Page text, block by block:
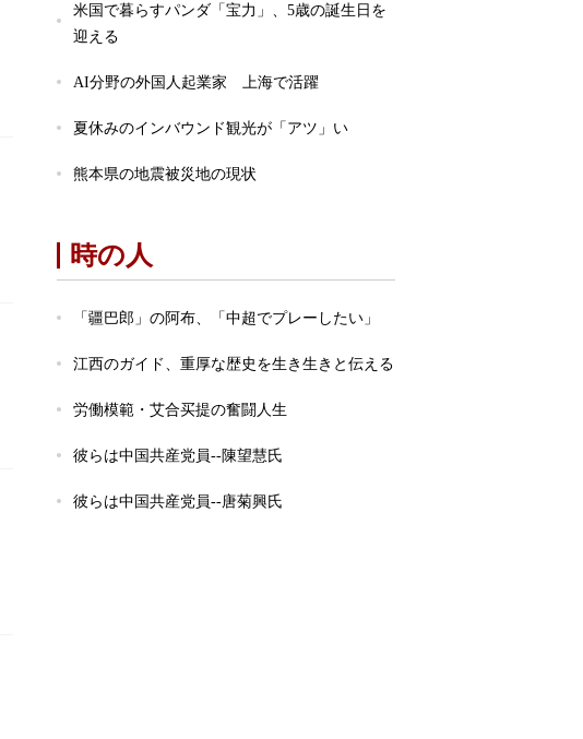
米国で暮らすパンダ「宝力」、5歳の誕生日を
迎える
AI分野の外国人起業家 上海で活躍
夏休みのインバウンド観光が「アツ」い
熊本県の地震被災地の現状
時の人
「疆巴郎」の阿布、「中超でプレーしたい」
江西のガイド、重厚な歴史を生き生きと伝える
労働模範・艾合买提の奮闘人生
彼らは中国共産党員--陳望慧氏
彼らは中国共産党員--唐菊興氏